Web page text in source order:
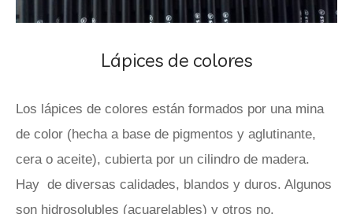
Lápices de colores
Los lápices de colores están formados por una mina
de color (hecha a base de pigmentos y aglutinante,
cera o aceite), cubierta por un cilindro de madera.
Hay de diversas calidades, blandos y duros. Algunos
son hidrosolubles (acuarelables) y otros no.